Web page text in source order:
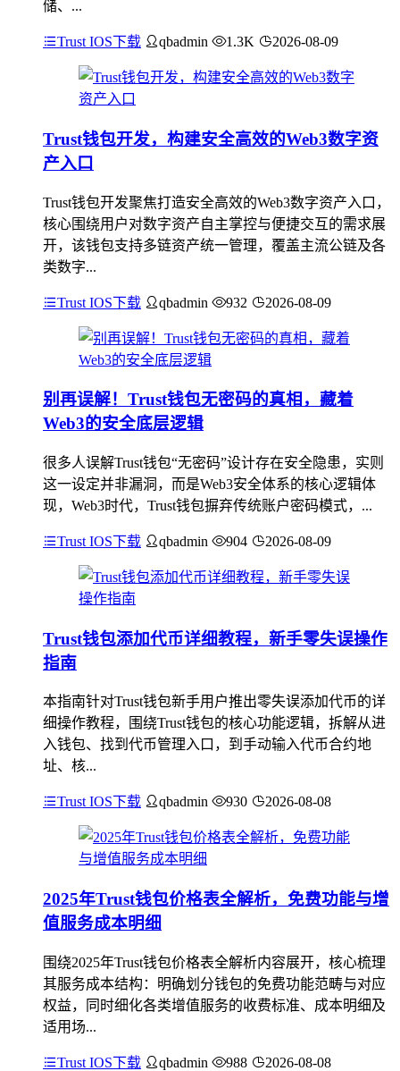
储、...
Trust IOS下载 qbadmin 1.3K 2026-08-09
Trust钱包开发，构建安全高效的Web3数字资
产入口
Trust钱包开发聚焦打造安全高效的Web3数字资产入口，
核心围绕用户对数字资产自主掌控与便捷交互的需求展
开，该钱包支持多链资产统一管理，覆盖主流公链及各
类数字...
Trust IOS下载 qbadmin 932 2026-08-09
别再误解！Trust钱包无密码的真相，藏着
Web3的安全底层逻辑
很多人误解Trust钱包“无密码”设计存在安全隐患，实则
这一设定并非漏洞，而是Web3安全体系的核心逻辑体
现，Web3时代，Trust钱包摒弃传统账户密码模式，...
Trust IOS下载 qbadmin 904 2026-08-09
Trust钱包添加代币详细教程，新手零失误操作
指南
本指南针对Trust钱包新手用户推出零失误添加代币的详
细操作教程，围绕Trust钱包的核心功能逻辑，拆解从进
入钱包、找到代币管理入口，到手动输入代币合约地
址、核...
Trust IOS下载 qbadmin 930 2026-08-08
2025年Trust钱包价格表全解析，免费功能与增
值服务成本明细
围绕2025年Trust钱包价格表全解析内容展开，核心梳理
其服务成本结构：明确划分钱包的免费功能范畴与对应
权益，同时细化各类增值服务的收费标准、成本明细及
适用场...
Trust IOS下载 qbadmin 988 2026-08-08